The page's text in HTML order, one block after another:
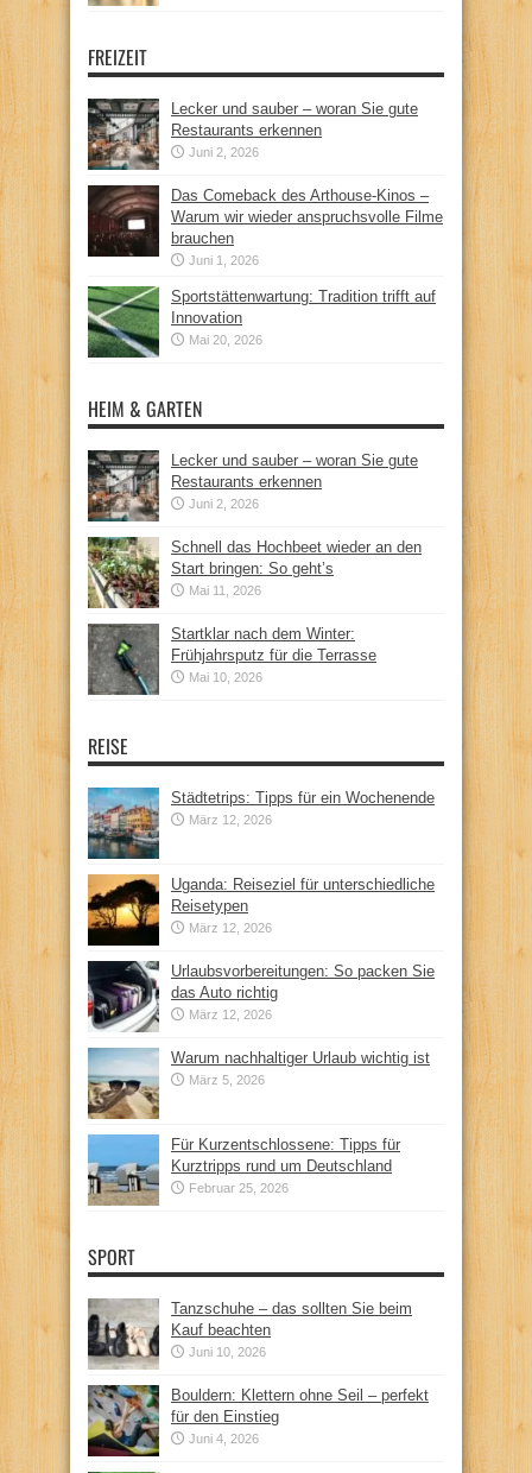
FREIZEIT
Lecker und sauber – woran Sie gute
Restaurants erkennen
Juni 2, 2026
Das Comeback des Arthouse-Kinos –
Warum wir wieder anspruchsvolle Filme
brauchen
Juni 1, 2026
Sportstättenwartung: Tradition trifft auf
Innovation
Mai 20, 2026
HEIM & GARTEN
Lecker und sauber – woran Sie gute
Restaurants erkennen
Juni 2, 2026
Schnell das Hochbeet wieder an den
Start bringen: So geht’s
Mai 11, 2026
Startklar nach dem Winter:
Frühjahrsputz für die Terrasse
Mai 10, 2026
REISE
Städtetrips: Tipps für ein Wochenende
März 12, 2026
Uganda: Reiseziel für unterschiedliche
Reisetypen
März 12, 2026
Urlaubsvorbereitungen: So packen Sie
das Auto richtig
März 12, 2026
Warum nachhaltiger Urlaub wichtig ist
März 5, 2026
Für Kurzentschlossene: Tipps für
Kurztripps rund um Deutschland
Februar 25, 2026
SPORT
Tanzschuhe – das sollten Sie beim
Kauf beachten
Juni 10, 2026
Bouldern: Klettern ohne Seil – perfekt
für den Einstieg
Juni 4, 2026